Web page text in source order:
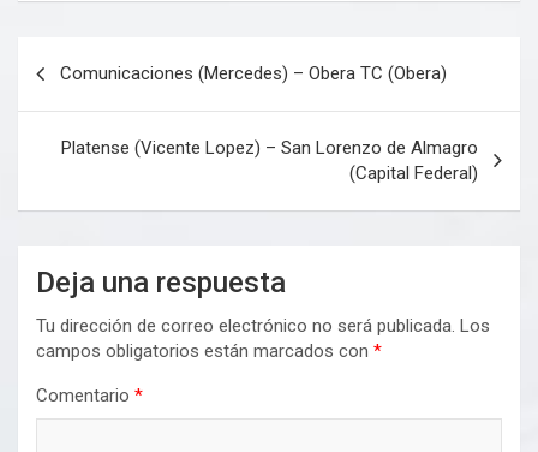
entradas
Comunicaciones (Mercedes) – Obera TC (Obera)
Platense (Vicente Lopez) – San Lorenzo de Almagro
(Capital Federal)
Deja una respuesta
Tu dirección de correo electrónico no será publicada. Los
campos obligatorios están marcados con *
Comentario *